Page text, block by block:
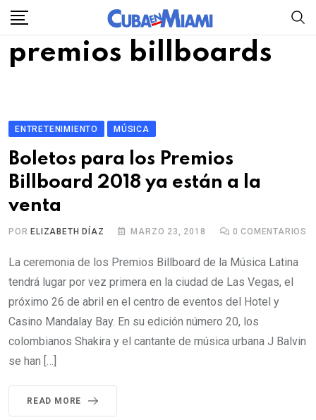
Skip
content
premios billboards
ENTRETENIMIENTO MÚSICA
Boletos para los Premios
Billboard 2018 ya están a la
venta
POR ELIZABETH DÍAZ MARZO 23, 2018 0 COMENTARIOS
La ceremonia de los Premios Billboard de la Música Latina
tendrá lugar por vez primera en la ciudad de Las Vegas, el
próximo 26 de abril en el centro de eventos del Hotel y
Casino Mandalay Bay. En su edición número 20, los
colombianos Shakira y el cantante de música urbana J Balvin
se han […]
READ MORE